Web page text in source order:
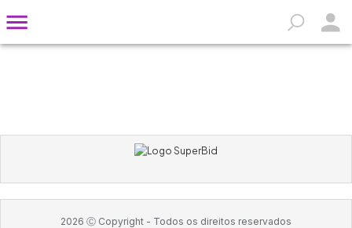
2026 Ⓒ Copyright - Todos os direitos reservados